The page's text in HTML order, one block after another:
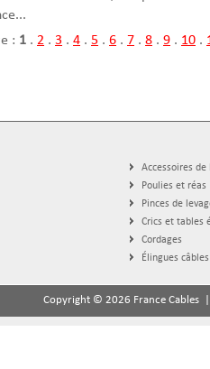
: 1 . 2 . 3 . 4 . 5 . 6 . 7 . 8 . 9 . 10 .
Accessoires de
Poulies et réas
Pinces de
Crics et tables
Cordages
Élingues câbles
Copyright © 2026 France